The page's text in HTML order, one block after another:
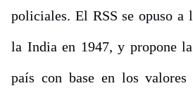
policiales. El RSS se opuso a
la India en 1947, y propone la
país con base en los